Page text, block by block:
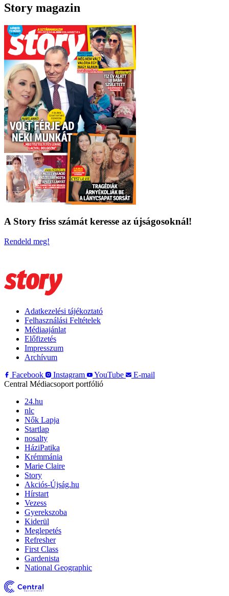
Story magazin
A Story friss számát keresse az újságosoknál!
Rendeld meg!
Adatkezelési tájékoztató
Felhasználási Feltételek
Médiaajánlat
Előfizetés
Impresszum
Archívum
Facebook
Instagram YouTube
E-mail
Central Médiacsoport portfólió
24.hu
nlc
Nők Lapja
Startlap
nosalty
HáziPatika
Krémmánia
Marie Claire
Story
Akciós-Újság.hu
Hírstart
Vezess
Gyerekszoba
Kiderül
Meglepetés
Refresher
First Class
Gardenista
National Geographic